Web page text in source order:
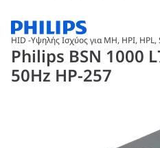
HID -Υψηλής Ισχύος για MH, HPI, HPL,
Philips BSN 1000
50Hz HP-257